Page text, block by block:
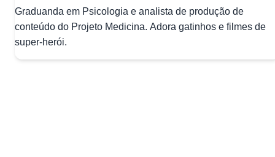
Graduanda em Psicologia e analista de produção de
conteúdo do Projeto Medicina. Adora gatinhos e filmes de
super-herói.